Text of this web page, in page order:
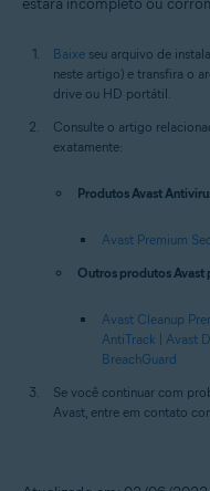
Baixe seu arquivo de
neste artigo) e transfira o
drive ou HD portátil.
Consulte o artigo
exatamente:
Produtos Avast
Avast Premium
Outros produtos Avast
Avast Cleanup
AntiTrack | Avast
BreachGuard
Se você continuar com
Avast, entre em contato